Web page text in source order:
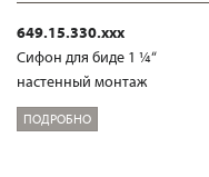
649.15.330.xxx
Сифон для биде 1 ¼“
настенный монтаж
ПОДРОБНО